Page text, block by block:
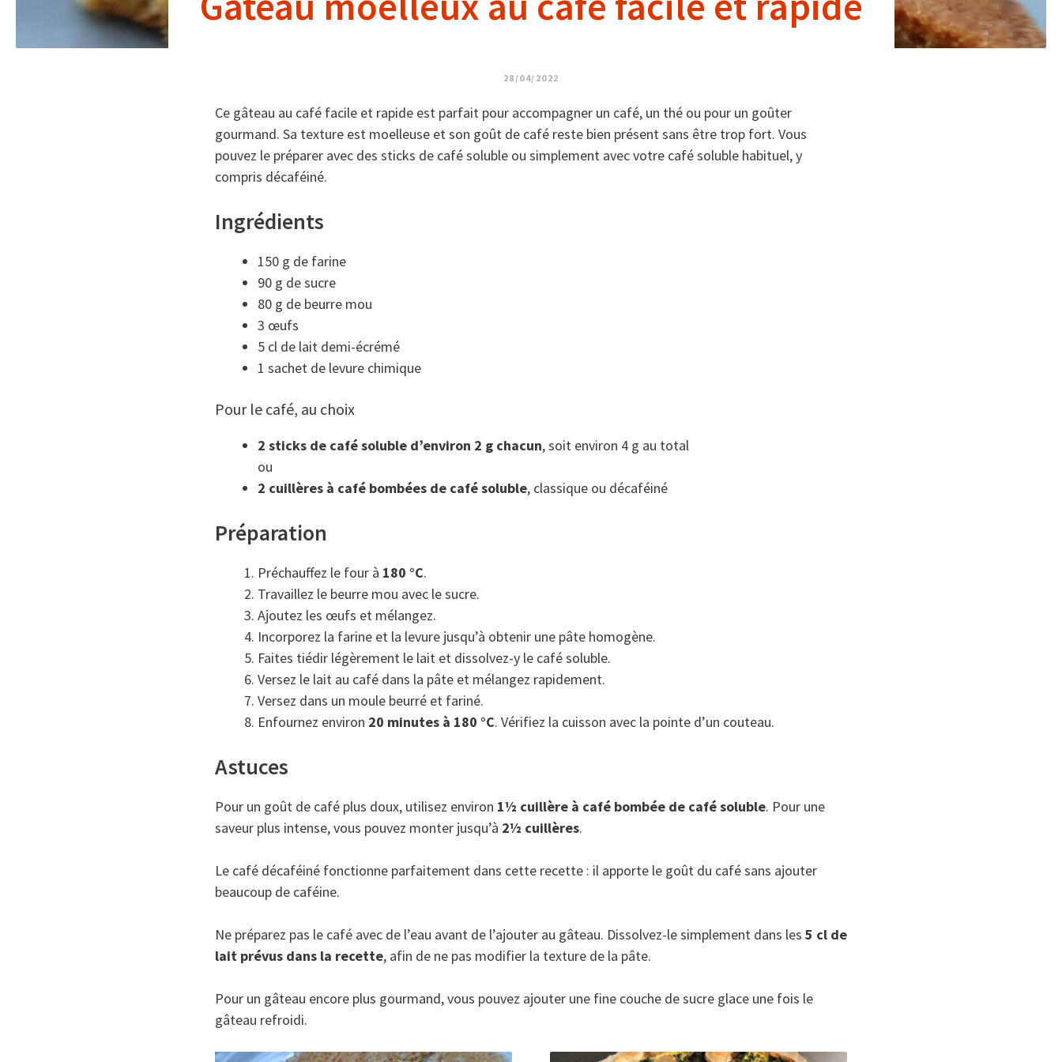
28/04/2022
Ce gâteau au café facile et rapide est parfait pour accompagner un café, un thé ou pour un goûter
gourmand. Sa texture est moelleuse et son goût de café reste bien présent sans être trop fort. Vous
pouvez le préparer avec des sticks de café soluble ou simplement avec votre café soluble habituel, y
compris décaféiné.
Ingrédients
150 g de farine
90 g de sucre
80 g de beurre mou
3 œufs
5 cl de lait demi-écrémé
1 sachet de levure chimique
Pour le café, au choix
2 sticks de café soluble d’environ 2 g chacun, soit environ 4 g au total
ou
2 cuillères à café bombées de café soluble, classique ou décaféiné
Préparation
Préchauffez le four à 180 °C.
Travaillez le beurre mou avec le sucre.
Ajoutez les œufs et mélangez.
Incorporez la farine et la levure jusqu’à obtenir une pâte homogène.
Faites tiédir légèrement le lait et dissolvez-y le café soluble.
Versez le lait au café dans la pâte et mélangez rapidement.
Versez dans un moule beurré et fariné.
Enfournez environ 20 minutes à 180 °C. Vérifiez la cuisson avec la pointe d’un couteau.
Astuces
Pour un goût de café plus doux, utilisez environ 1½ cuillère à café bombée de café soluble. Pour une
saveur plus intense, vous pouvez monter jusqu’à 2½ cuillères.
Le café décaféiné fonctionne parfaitement dans cette recette : il apporte le goût du café sans ajouter
beaucoup de caféine.
Ne préparez pas le café avec de l’eau avant de l’ajouter au gâteau. Dissolvez-le simplement dans les 5 cl de
lait prévus dans la recette, afin de ne pas modifier la texture de la pâte.
Pour un gâteau encore plus gourmand, vous pouvez ajouter une fine couche de sucre glace une fois le
gâteau refroidi.